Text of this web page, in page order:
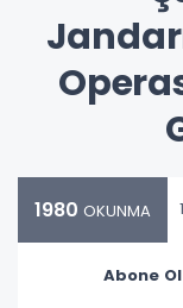
1980 OKUNMA
Abone Ol